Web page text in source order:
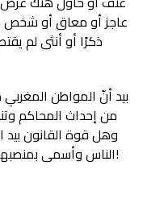
عاجز أو معاق أو
ذكرًا أو أنثى لم
بيد أنّ المواطن
من إحداث المحاكم
وهل قوة القانون بيد
الناس وأسمى بمنصبهم في الوجود لتجسيده على أرض الواقع؟!